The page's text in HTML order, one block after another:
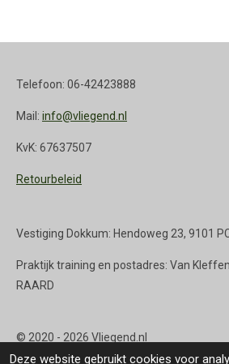
Deze website gebruikt cookies voor
Telefoon: 06-42423888
Mail: info@vliegend.nl
KvK: 67637507
Retourbeleid
Vestiging Dokkum: Hendoweg 23, 9101
Praktijk training en postadres: Van
RAARD
© 2020 - 2026 Vliegend.nl
Powered byJouwWeb